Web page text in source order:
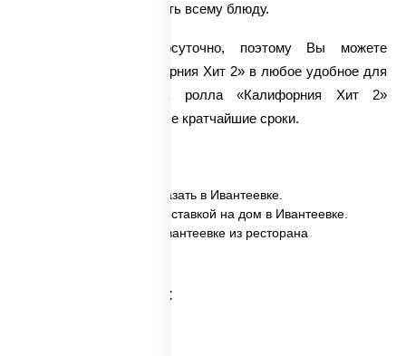
придает особую сочность всему блюду.
Мы работаем круглосуточно, поэтому Вы можете
заказать ролл «Калифорния Хит 2» в любое удобное для
Вас время. Доставка ролла «Калифорния Хит 2»
осуществляется в самые кратчайшие сроки.
✅ Калифорния хит 2 заказать в Ивантеевке.
✅ Калифорния хит 2 с доставкой на дом в Ивантеевке.
✅ Калифорния хит 2 в Ивантеевке из ресторана
Категории товара: